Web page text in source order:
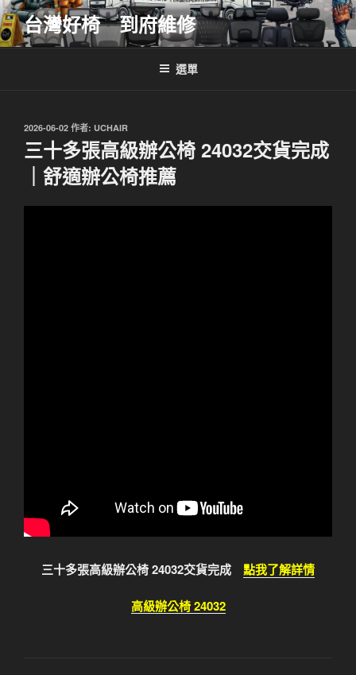
跳
至
主
台灣好椅 到府維修
選單
發
佈
於
2026-06-02 作者: UCHAIR
三十多張高級辦公椅 24032交貨完成
｜舒適辦公椅推薦
三十多張高級辦公椅 24032交貨完成 點我了解詳情
高級辦公椅 24032